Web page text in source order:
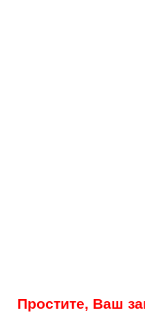
Простите, Ваш